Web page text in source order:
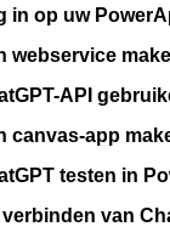
in op uw
webservice
API
canvas-app
testen in
verbinden van